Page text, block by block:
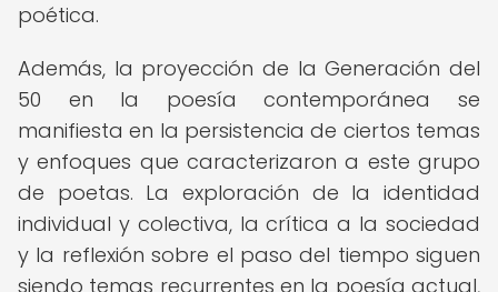
poética.
Además, la proyección de la Generación del
50 en la poesía contemporánea se
manifiesta en la persistencia de ciertos temas
y enfoques que caracterizaron a este grupo
de poetas. La exploración de la identidad
individual y colectiva, la crítica a la sociedad
y la reflexión sobre el paso del tiempo siguen
siendo temas recurrentes en la poesía actual,